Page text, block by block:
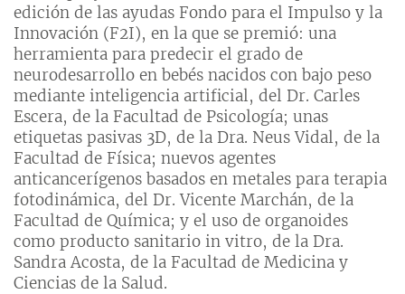
edición de las ayudas Fondo para el Impulso y la
Innovación (F2I), en la que se premió: una
herramienta para predecir el grado de
neurodesarrollo en bebés nacidos con bajo peso
mediante inteligencia artificial, del Dr. Carles
Escera, de la Facultad de Psicología; unas
etiquetas pasivas 3D, de la Dra. Neus Vidal, de la
Facultad de Física; nuevos agentes
anticancerígenos basados en metales para terapia
fotodinámica, del Dr. Vicente Marchán, de la
Facultad de Química; y el uso de organoides
como producto sanitario in vitro, de la Dra.
Sandra Acosta, de la Facultad de Medicina y
Ciencias de la Salud.